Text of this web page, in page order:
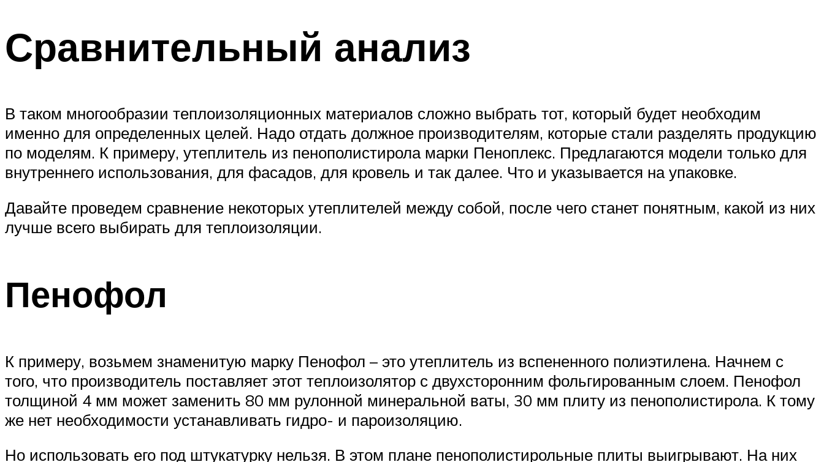
Сравнительный анализ
В таком многообразии теплоизоляционных материалов сложно выбрать тот, который будет необходим
именно для определенных целей. Надо отдать должное производителям, которые стали разделять продукцию
по моделям. К примеру, утеплитель из пенополистирола марки Пеноплекс. Предлагаются модели только для
внутреннего использования, для фасадов, для кровель и так далее. Что и указывается на упаковке.
Давайте проведем сравнение некоторых утеплителей между собой, после чего станет понятным, какой из них
лучше всего выбирать для теплоизоляции.
Пенофол
К примеру, возьмем знаменитую марку Пенофол – это утеплитель из вспененного полиэтилена. Начнем с
того, что производитель поставляет этот теплоизолятор с двухсторонним фольгированным слоем. Пенофол
толщиной 4 мм может заменить 80 мм рулонной минеральной ваты, 30 мм плиту из пенополистирола. К тому
же нет необходимости устанавливать гидро- и пароизоляцию.
Но использовать его под штукатурку нельзя. В этом плане пенополистирольные плиты выигрывают. На них